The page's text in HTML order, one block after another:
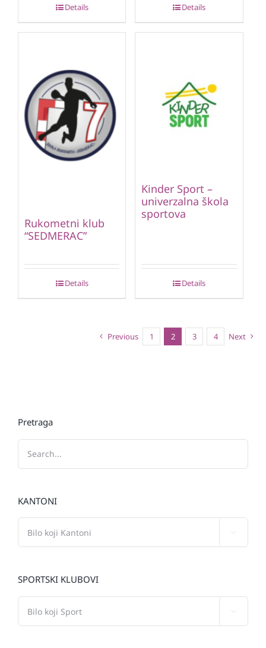
Details Details
Rukometni klub
“SEDMERAC”
Details
Kinder Sport –
univerzalna škola
sportova
Details
Previous 1 2 3 4 Next
Pretraga
KANTONI
SPORTSKI KLUBOVI